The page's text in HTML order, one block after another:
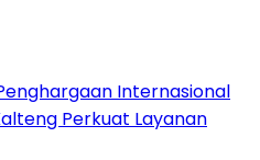
Internasional
Perkuat Layanan